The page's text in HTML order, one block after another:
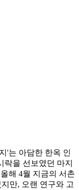
'는 아담한 한옥 인
락을 선보였던 마지
해 4월 지금의 서촌
만, 오랜 연구와 고